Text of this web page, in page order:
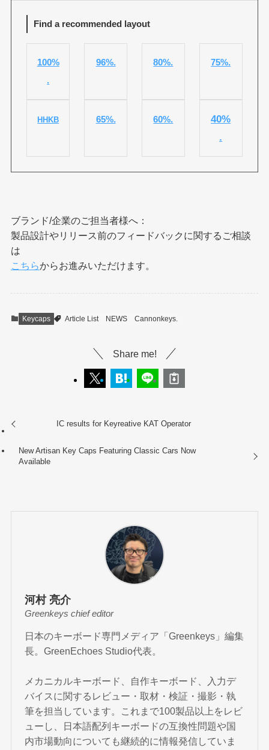
Find a recommended layout
100%
.
96%. 80%. 75%.
HHKB 65%. 60%.
40%
.
ブランド/企業のご担当者様へ：
製品設計やリリース前のフィードバックに関するご相談
は
こちらからお進みいただけます。
Keycaps Article List NEWS Cannonkeys.
Share me!
IC results for Keyreative KAT Operator
New Artisan Key Caps Featuring Classic Cars Now
Available
河村 亮介
Greenkeys chief editor
日本のキーボード専門メディア「Greenkeys」編集
長。GreenEchoes Studio代表。
メカニカルキーボード、自作キーボード、入力デ
バイスに関するレビュー・取材・検証・撮影・執
筆を担当しています。これまで100製品以上をレビ
ューし、日本語配列キーボードの互換性問題や国
内市場動向についても継続的に情報発信していま